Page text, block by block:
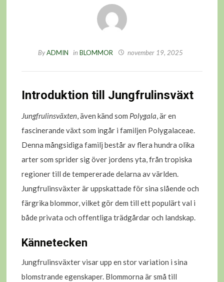
ByADMIN in BLOMMOR november 19, 2025
Introduktion till Jungfrulinsväxt
Jungfrulinsväxten, även känd som Polygala, är en
fascinerande växt som ingår i familjen Polygalaceae.
Denna mångsidiga familj består av flera hundra olika
arter som sprider sig över jordens yta, från tropiska
regioner till de tempererade delarna av världen.
Jungfrulinsväxter är uppskattade för sina slående och
färgrika blommor, vilket gör dem till ett populärt val i
både privata och offentliga trädgårdar och landskap.
Kännetecken
Jungfrulinsväxter visar upp en stor variation i sina
blomstrande egenskaper. Blommorna är små till